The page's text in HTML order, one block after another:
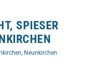
SPIESER
, Neunkirchen